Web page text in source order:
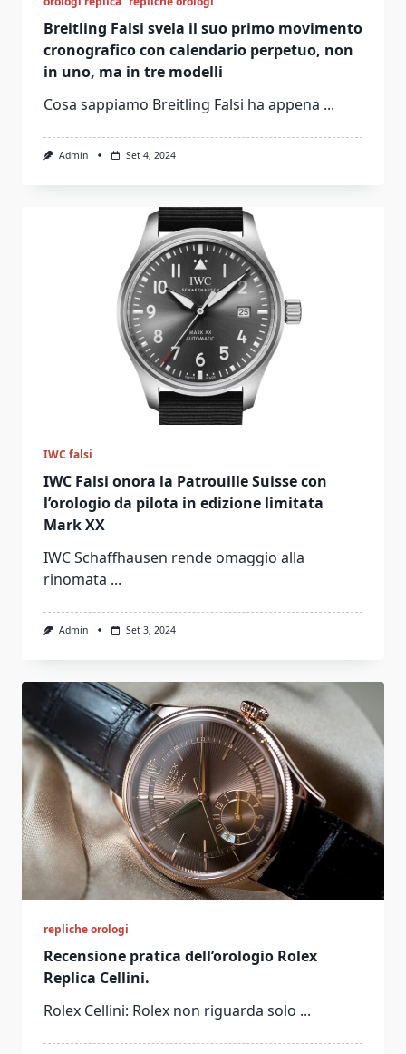
Breitling Falsi svela il suo primo movimento
cronografico con calendario perpetuo, non
in uno, ma in tre modelli
Cosa sappiamo Breitling Falsi ha appena ...
Admin Set 4, 2024
IWC falsi
IWC Falsi onora la Patrouille Suisse con
l’orologio da pilota in edizione limitata
Mark XX
IWC Schaffhausen rende omaggio alla
rinomata ...
Admin Set 3, 2024
repliche orologi
Recensione pratica dell’orologio Rolex
Replica Cellini.
Rolex Cellini: Rolex non riguarda solo ...